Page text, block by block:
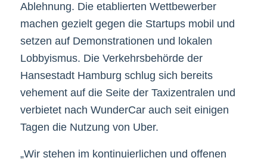
Ablehnung. Die etablierten Wettbewerber
machen gezielt gegen die Startups mobil und
setzen auf Demonstrationen und lokalen
Lobbyismus. Die Verkehrsbehörde der
Hansestadt Hamburg schlug sich bereits
vehement auf die Seite der Taxizentralen und
verbietet nach WunderCar auch seit einigen
Tagen die Nutzung von Uber.
„Wir stehen im kontinuierlichen und offenen